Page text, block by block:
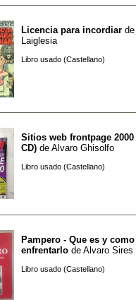
Licencia para incordiar de
Laiglesia
Libro usado (Castellano)
Sitios web frontpage
CD) de Alvaro Ghisolfo
Libro usado (Castellano)
Pampero - Que es y como
enfrentarlo de Alvaro Sires
Libro usado (Castellano)